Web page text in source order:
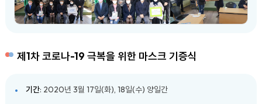
제1차 코로나-19 극복을 위한 마스크 기증식
기간: 2020년 3월 17일(화), 18일(수) 양일간